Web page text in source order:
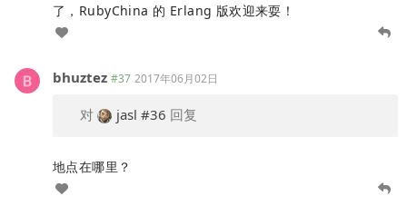
了，RubyChina 的 Erlang 版欢迎来耍！
bhuztez #37 2017年06月02日
对 jasl #36 回复
地点在哪里？